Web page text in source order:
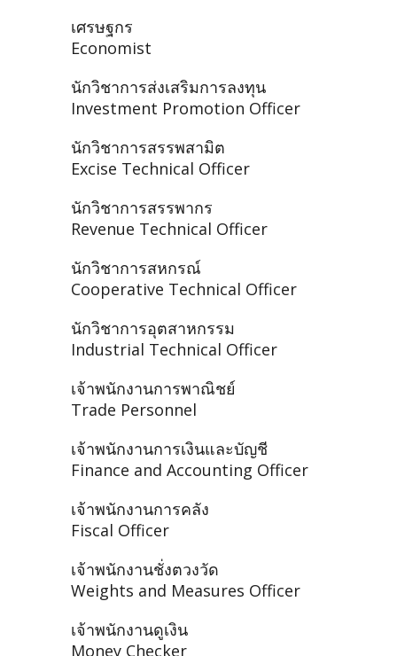
เศรษฐกร
Economist
นักวิชาการส่งเสริมการลงทุน
Investment Promotion Officer
นักวิชาการสรรพสามิต
Excise Technical Officer
นักวิชาการสรรพากร
Revenue Technical Officer
นักวิชาการสหกรณ์
Cooperative Technical Officer
นักวิชาการอุตสาหกรรม
Industrial Technical Officer
เจ้าพนักงานการพาณิชย์
Trade Personnel
เจ้าพนักงานการเงินและบัญชี
Finance and Accounting Officer
เจ้าพนักงานการคลัง
Fiscal Officer
เจ้าพนักงานชั่งตวงวัด
Weights and Measures Officer
เจ้าพนักงานดูเงิน
Money Checker